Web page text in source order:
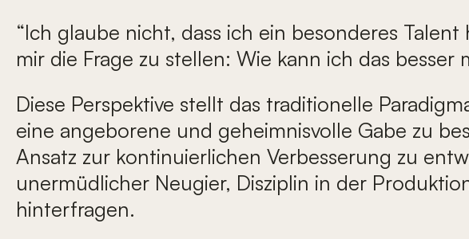
“Ich glaube nicht, dass ich ein besonderes
mir die Frage zu stellen: Wie kann ich das besser
Diese Perspektive stellt das traditionelle
eine angeborene und geheimnisvolle Gabe zu
Ansatz zur kontinuierlichen Verbesserung zu
unermüdlicher Neugier, Disziplin in der
hinterfragen.